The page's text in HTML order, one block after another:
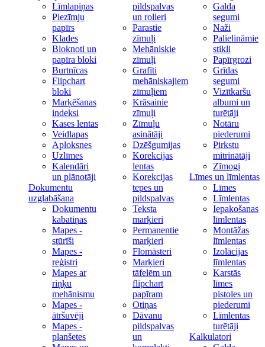
Līmlapiņas
Piezīmju
papīrs
Klades
Bloknoti un
papīra bloki
Burtnīcas
Flipchart
bloki
Marķēšanas
indeksi
Kases lentas
Veidlapas
Aploksnes
Uzlīmes
Kalendāri
un plānotāji
Dokumentu
uzglabāšana
Dokumentu
kabatiņas
Mapes -
stūrīši
Mapes -
reģistri
Mapes ar
riņķu
mehānismu
Mapes -
ātršuvēji
Mapes -
planšetes
pildspalvas
un rolleri
Parastie
zīmuļi
Mehāniskie
zīmuļi
Grafīti
mehāniskajiem
zīmuļiem
Krāsainie
zīmuļi
Zīmuļu
asinātāji
Dzēšgumijas
Korekcijas
lentas
Korekcijas
tepes un
pildspalvas
Teksta
marķieri
Permanentie
marķieri
Flomāsteri
Marķieri
tāfelēm un
flipchart
papīram
Otiņas
Dāvanu
pildspalvas
un
Galda
segumi
Naži
Palielināmie
stikli
Papīrgrozi
Grīdas
segumi
Vizītkaršu
albumi un
turētāji
Notāru
piederumi
Pirkstu
mitrinātāji
Zīmogi
Līmes un līmlentas
Līmes
Līmlentas
Iepakošanas
līmlentas
Montāžas
līmlentas
Izolācijas
līmlentas
Karstās
līmes
pistoles un
piederumi
Līmlentas
turētāji
Kalkulatori